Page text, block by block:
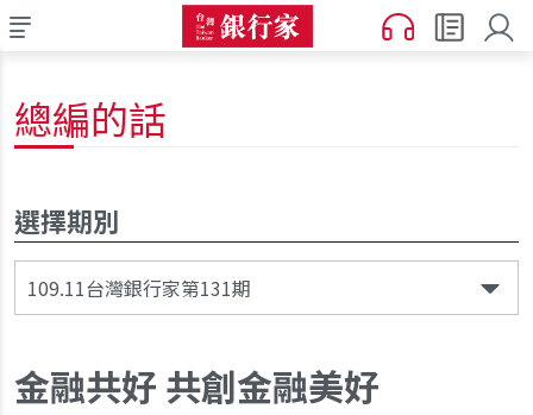
總編的話
金融共好 共創金融美好
選擇期別
109.11台灣銀行家第131期